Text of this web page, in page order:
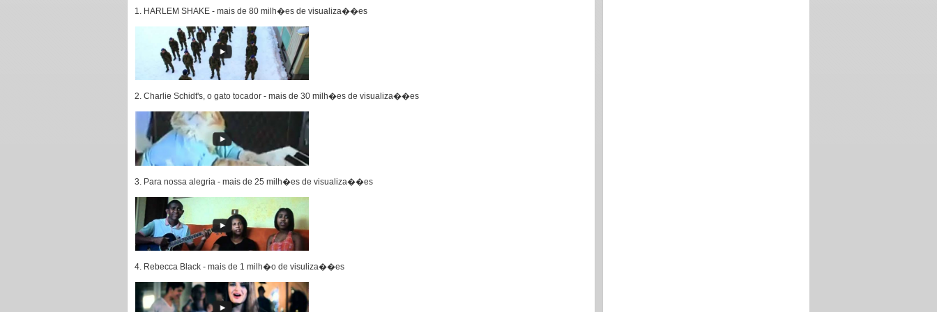
1. HARLEM SHAKE - mais de 80 milh�es de visualiza��es
2. Charlie Schidt's, o gato tocador - mais de 30 milh�es de visualiza��es
3. Para nossa alegria - mais de 25 milh�es de visualiza��es
4. Rebecca Black - mais de 1 milh�o de visuliza��es